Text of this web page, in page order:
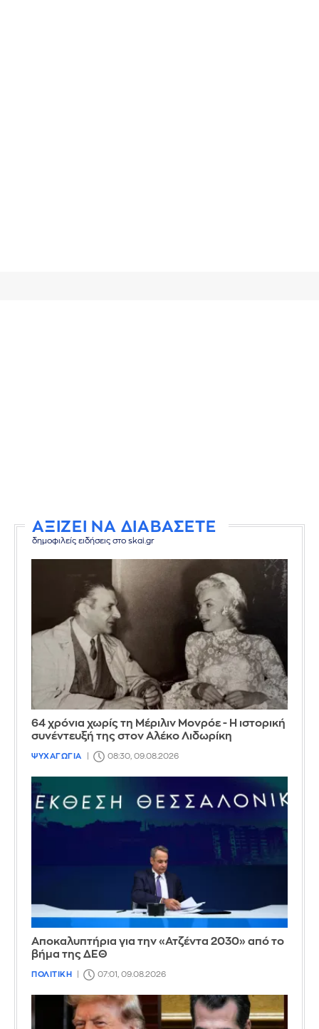
ΑΞΙΖΕΙ ΝΑ ΔΙΑΒΑΣΕΤΕ
δημοφιλείς ειδήσεις στο skai.gr
64 χρόνια χωρίς τη Μέριλιν Μονρόε - Η ιστορική
συνέντευξή της στον Αλέκο Λιδωρίκη
ΨΥΧΑΓΩΓΙΑ 08:30, 09.08.2026
Αποκαλυπτήρια για την «Ατζέντα 2030» από το
βήμα της ΔΕΘ
ΠΟΛΙΤΙΚΗ 07:01, 09.08.2026